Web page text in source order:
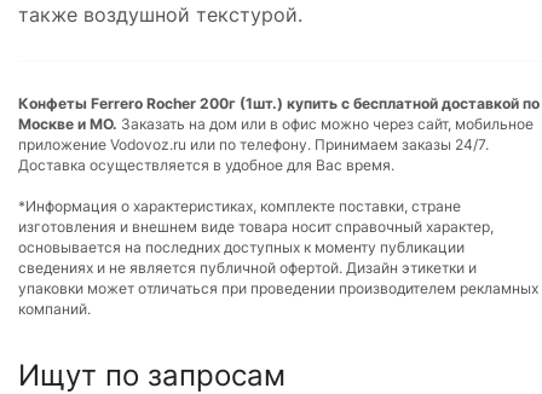
также воздушной текстурой.
Конфеты Ferrero Rocher 200г (1шт.) купить с бесплатной доставкой по
Москве и МО. Заказать на дом или в офис можно через сайт, мобильное
приложение Vodovoz.ru или по телефону. Принимаем заказы 24/7.
Доставка осуществляется в удобное для Вас время.
*Информация о характеристиках, комплекте поставки, стране
изготовления и внешнем виде товара носит справочный характер,
основывается на последних доступных к моменту публикации
сведениях и не является публичной офертой. Дизайн этикетки и
упаковки может отличаться при проведении производителем рекламных
компаний.
Ищут по запросам